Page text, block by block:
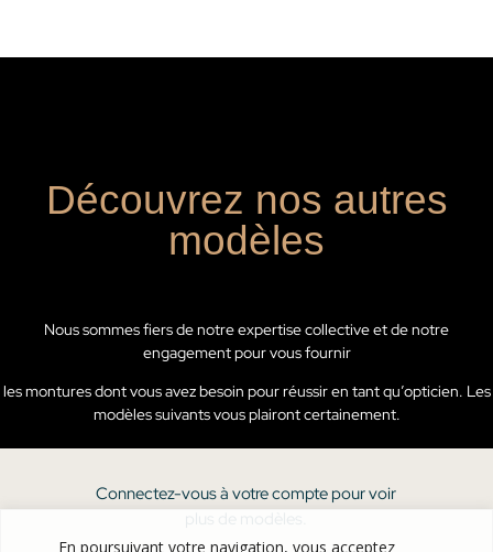
En poursuivant votre navigation, vous acceptez
Découvrez nos autres
modèles
Nous sommes fiers de notre expertise collective et de notre
engagement pour vous fournir
les montures dont vous avez besoin pour réussir en tant qu’opticien. Les
modèles suivants vous plairont certainement.
Connectez-vous à votre compte pour voir